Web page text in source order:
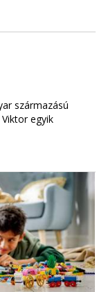
származású
egyik